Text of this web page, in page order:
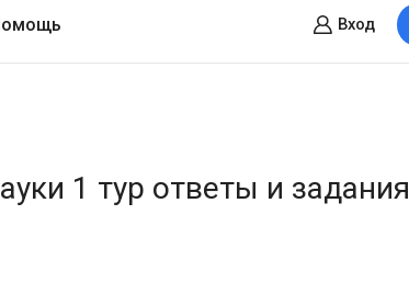
Вход
1 тур ответы и задания